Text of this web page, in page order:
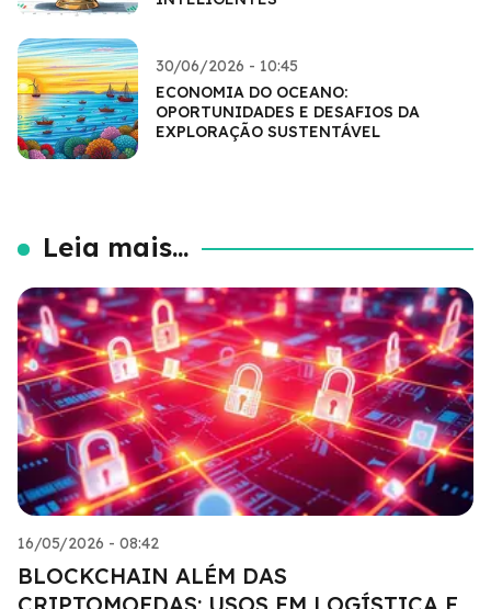
30/06/2026 - 10:45
ECONOMIA DO OCEANO:
OPORTUNIDADES E DESAFIOS DA
EXPLORAÇÃO SUSTENTÁVEL
Leia mais...
16/05/2026 - 08:42
BLOCKCHAIN ALÉM DAS